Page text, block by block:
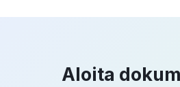
Aloita